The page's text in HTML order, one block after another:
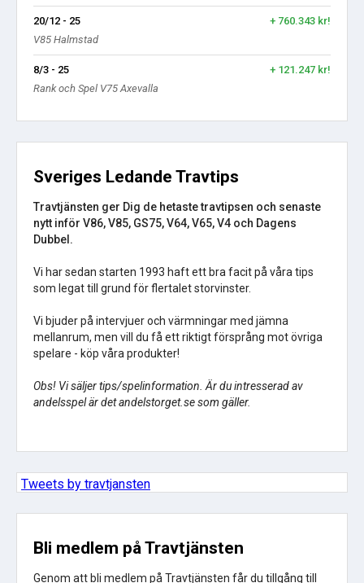
20/12 - 25
+ 760.343 kr!
V85 Halmstad
8/3 - 25
+ 121.247 kr!
Rank och Spel V75 Axevalla
Sveriges Ledande Travtips
Travtjänsten ger Dig de hetaste travtipsen och senaste
nytt inför V86, V85, GS75, V64, V65, V4 och Dagens
Dubbel.
Vi har sedan starten 1993 haft ett bra facit på våra tips
som legat till grund för flertalet storvinster.
Vi bjuder på intervjuer och värmningar med jämna
mellanrum, men vill du få ett riktigt försprång mot övriga
spelare - köp våra produkter!
Obs! Vi säljer tips/spelinformation. Är du intresserad av
andelsspel är det andelstorget.se som gäller.
Tweets by travtjansten
Bli medlem på Travtjänsten
Genom att bli medlem på Travtjänsten får du tillgång till